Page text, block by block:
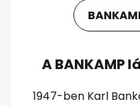
A BANKAMP
1947-ben Karl